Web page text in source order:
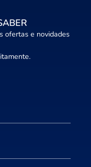
ofertas e novidades